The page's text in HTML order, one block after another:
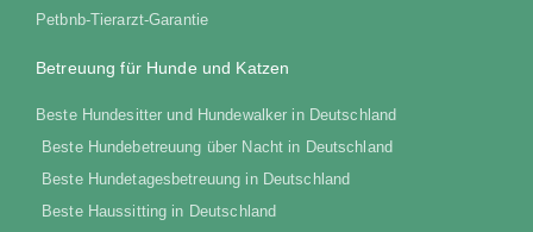
Petbnb-Tierarzt-Garantie
Betreuung für Hunde und Katzen
Beste Hundesitter und Hundewalker in Deutschland
Beste Hundebetreuung über Nacht in Deutschland
Beste Hundetagesbetreuung in Deutschland
Beste Haussitting in Deutschland